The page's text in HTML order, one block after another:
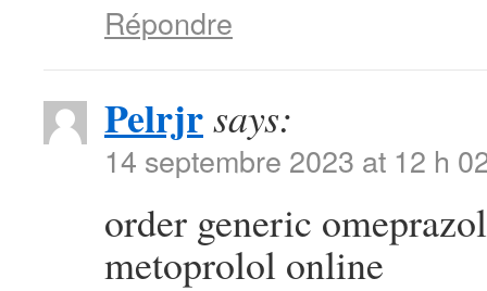
Répondre
Pelrjrsays:
14 septembre 2023 at 12 h
order generic
metoprolol online